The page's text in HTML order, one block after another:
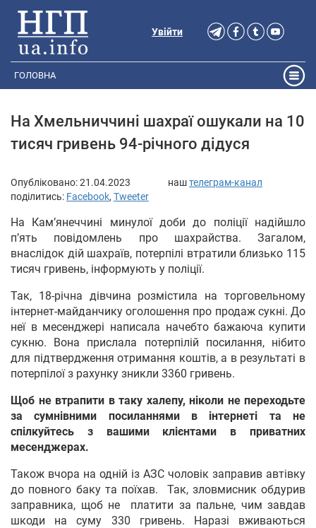
Увійти
ГОЛОВНА
На Хмельниччині шахраї ошукали на 10
тисяч гривень 94-річного дідуся
Опубліковано:21.04.2023 наштелеграм-канал
поділитись: Facebook, Tweeter
На Кам’янеччині минулої доби до поліції надійшло
п’ять повідомлень про шахрайства. Загалом,
внаслідок дій шахраїв, потерпілі втратили близько 115
тисяч гривень, інформують у поліції.
Так, 18-річна дівчина розмістила на торговельному
інтернет-майданчику оголошення про продаж сукні. До
неї в месенджері написала начебто бажаюча купити
сукню. Вона прислала потерпілій посилання, нібито
для підтвердження отримання коштів, а в результаті в
потерпілої з рахунку зникли 3360 гривень.
Щоб не втрапити в таку халепу, ніколи не переходьте
за сумнівними посиланнями в інтернеті та не
спілкуйтесь з вашими клієнтами в приватних
месенджерах.
Також вчора на одній із АЗС чоловік заправив автівку
до повного баку та поїхав. Так, зловмисник обдурив
заправника, щоб не платити за пальне, чим завдав
шкоди на суму 330 гривень. Наразі вживаються